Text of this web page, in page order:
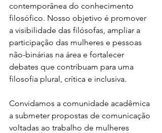
contemporânea do conhecimento
filosófico. Nosso objetivo é promover
a visibilidade das filósofas, ampliar a
participação das mulheres e pessoas
não-binárias na área e fortalecer
debates que contribuam para uma
filosofia plural, crítica e inclusiva.
Convidamos a comunidade acadêmica
a submeter propostas de comunicação
voltadas ao trabalho de mulheres